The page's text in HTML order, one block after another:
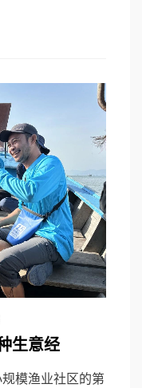
生意经
模渔业社区的第